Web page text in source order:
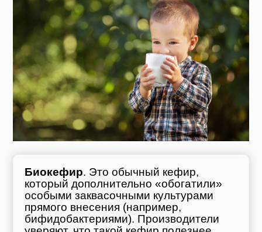
Биокефир. Это обычный кефир,
который дополнительно «обогатили»
особыми заквасочными культурами
прямого внесения (например,
бифидобактериями). Производители